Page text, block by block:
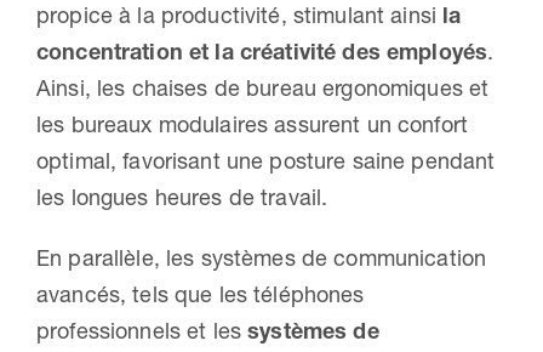
propice à la productivité, stimulant ainsi la
concentration et la créativité des employés.
Ainsi, les chaises de bureau ergonomiques et
les bureaux modulaires assurent un confort
optimal, favorisant une posture saine pendant
les longues heures de travail.
En parallèle, les systèmes de communication
avancés, tels que les téléphones
professionnels et lessystèmes de